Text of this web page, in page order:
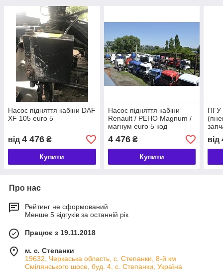
Насос підняття кабіни DAF
XF 105 euro 5
від 4 476 ₴
Купити
Насос підняття кабіни
Renault / РЕНО Magnum /
магнум euro 5 код
5010615920
4 476₴
Купити
ПГУ
від
Про нас
Рейтинг не сформований
Менше 5 відгуків за останній рік
Працює з 19.11.2018
м. с. Степанки
19632, Черкаська область, с. Степанки, 8-й км
Смілянського шосе, буд. 4, с. Степанки, Україна